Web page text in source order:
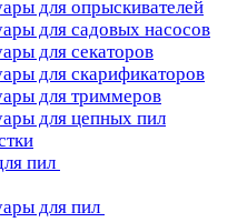
для опрыскивателей
для садовых насосов
для секаторов
для скарификаторов
для триммеров
для цепных пил
пил
для пил